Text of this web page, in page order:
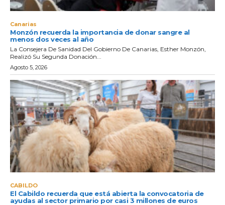
Canarias
Monzón recuerda la importancia de donar sangre al
menos dos veces al año
La Consejera De Sanidad Del Gobierno De Canarias, Esther Monzón,
Realizó Su Segunda Donación...
Agosto 5, 2026
CABILDO
El Cabildo recuerda que está abierta la convocatoria de
ayudas al sector primario por casi 3 millones de euros